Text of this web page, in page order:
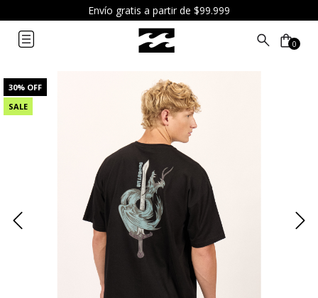
Envío gratis a partir de $99.999
0
30% OFF
SALE